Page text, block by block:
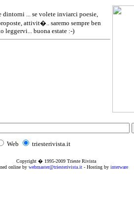
... se volete inviarci poesie,
attivit�.. saremo sempre ben
leggervi... buona estate :-)
Web triesterivista.it
Copyright � 1995-2009 Trieste Rivista
online by webmaster@triesterivista.it- Hosting by interware